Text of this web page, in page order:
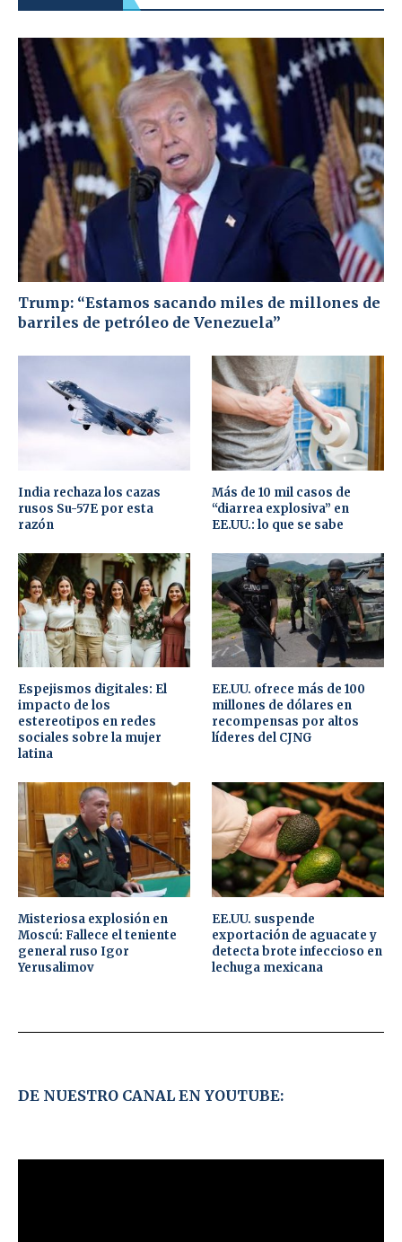
Trump: “Estamos sacando miles de millones de
barriles de petróleo de Venezuela”
India rechaza los cazas
rusos Su-57E por esta
razón
Más de 10 mil casos de
“diarrea explosiva” en
EE.UU.: lo que se sabe
Espejismos digitales: El
impacto de los
estereotipos en redes
sociales sobre la mujer
latina
EE.UU. ofrece más de 100
millones de dólares en
recompensas por altos
líderes del CJNG
Misteriosa explosión en
Moscú: Fallece el teniente
general ruso Igor
Yerusalimov
EE.UU. suspende
exportación de aguacate y
detecta brote infeccioso en
lechuga mexicana
DE NUESTRO CANAL EN YOUTUBE: